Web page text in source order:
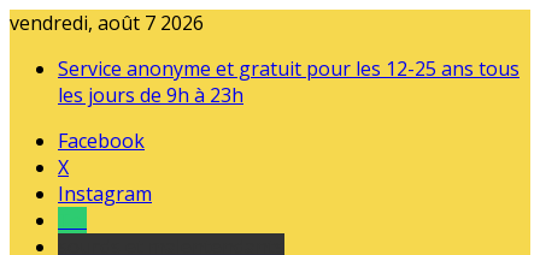
vendredi, août 7 2026
Service anonyme et gratuit pour les 12-25 ans tous
les jours de 9h à 23h
Facebook
X
Instagram